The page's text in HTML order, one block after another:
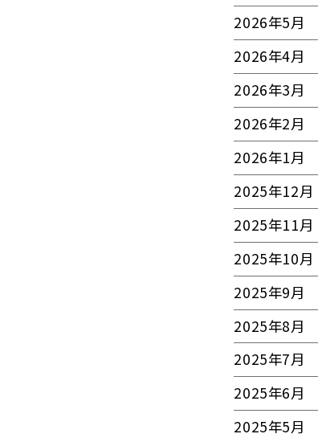
2026年5月
2026年4月
2026年3月
2026年2月
2026年1月
2025年12月
2025年11月
2025年10月
2025年9月
2025年8月
2025年7月
2025年6月
2025年5月